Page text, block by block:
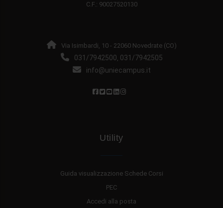
C.F.: 90027520130
Via Isimbardi, 10 - 22060 Novedrate (CO)
031/7942500, 031/7942505
info@uniecampus.it
Utility
Guida visualizzazione Schede Corsi
PEC
Accedi alla posta